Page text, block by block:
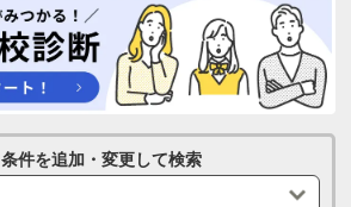
条件を追加・変更して検索